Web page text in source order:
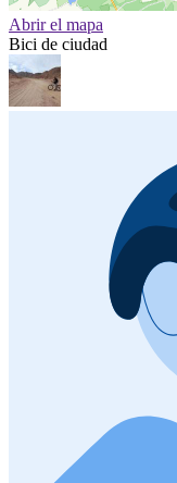
Abrir el mapa
Bici de ciudad